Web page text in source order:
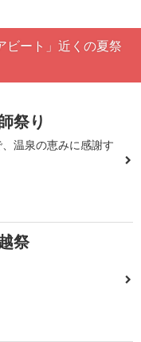
ビート」近くの夏祭
祭り
温泉の恵みに感謝す
祭